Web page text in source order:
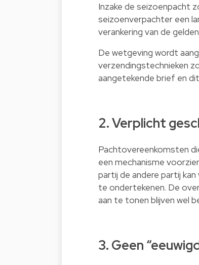
Inzake de seizoenpacht
seizoenverpachter een
verankering van de
De wetgeving wordt
verzendingstechnieken
aangetekende brief en
2. Verplicht
Pachtovereenkomsten
een mechanisme
partij de andere partij
te ondertekenen. De
aan te tonen blijven wel
3. Geen